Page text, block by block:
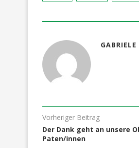
Vorheriger Beitrag
Der Dank geht an unsere
Paten/innen